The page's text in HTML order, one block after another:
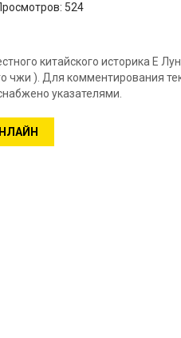
524
китайского историка Е
чжи ). Для комментирования
указателями.